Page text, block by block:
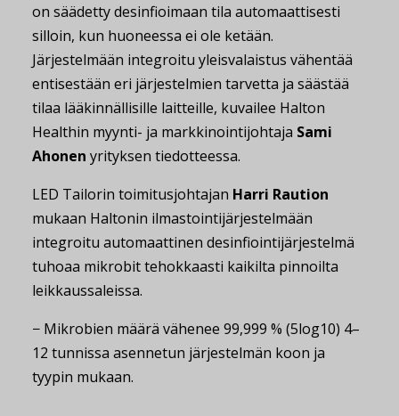
on säädetty desinfioimaan tila automaattisesti
silloin, kun huoneessa ei ole ketään.
Järjestelmään integroitu yleisvalaistus vähentää
entisestään eri järjestelmien tarvetta ja säästää
tilaa lääkinnällisille laitteille, kuvailee Halton
Healthin myynti- ja markkinointijohtaja Sami
Ahonen yrityksen tiedotteessa.
LED Tailorin toimitusjohtajan Harri Raution
mukaan Haltonin ilmastointijärjestelmään
integroitu automaattinen desinfiointijärjestelmä
tuhoaa mikrobit tehokkaasti kaikilta pinnoilta
leikkaussaleissa.
− Mikrobien määrä vähenee 99,999 % (5log10) 4–
12 tunnissa asennetun järjestelmän koon ja
tyypin mukaan.